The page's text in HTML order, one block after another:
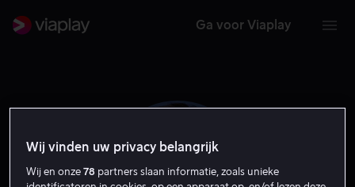
Ga voor Viaplay
Wij vinden uw privacy belangrijk
Wij en onze78 partners slaan informatie, zoals unieke